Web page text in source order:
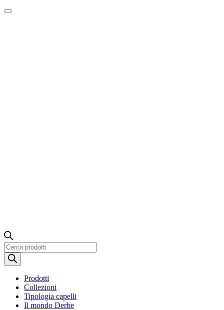
Ricerca
prodotti
Prodotti
Collezioni
Tipologia capelli
Il mondo Derbe